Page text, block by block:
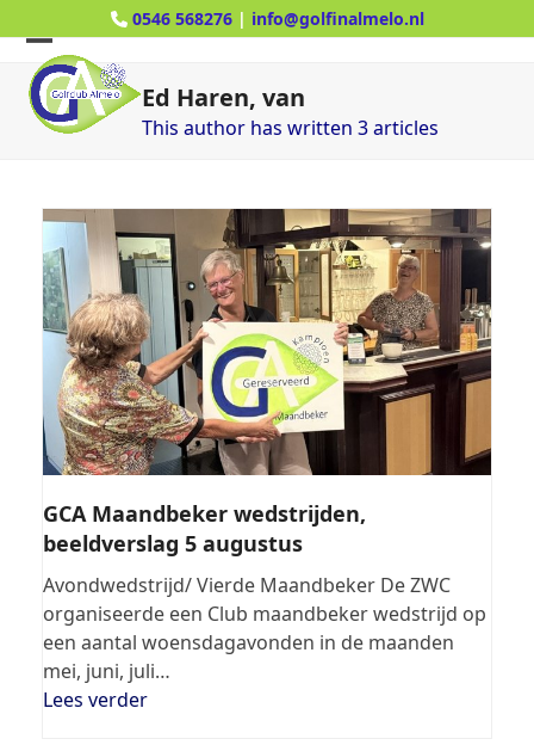
to
content
0546 568276 | info@golfinalmelo.nl
Open
mobile
Close
mobile
Ed Haren, van
This author has written 3 articles
GCA Maandbeker wedstrijden,
beeldverslag 5 augustus
Avondwedstrijd/ Vierde Maandbeker De ZWC
organiseerde een Club maandbeker wedstrijd op
een aantal woensdagavonden in de maanden
mei, juni, juli…
Lees verder